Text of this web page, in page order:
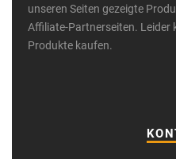
unseren Seiten gezeigte
Affiliate-Partnerseiten. Leider
Produkte kaufen.